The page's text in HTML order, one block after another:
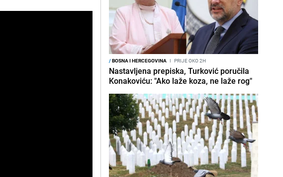
/BOSNA I HERCEGOVINA I PRIJE OKO 2H
Nastavljena prepiska, Turković poručila
Konakoviću: "Ako laže koza, ne laže rog"